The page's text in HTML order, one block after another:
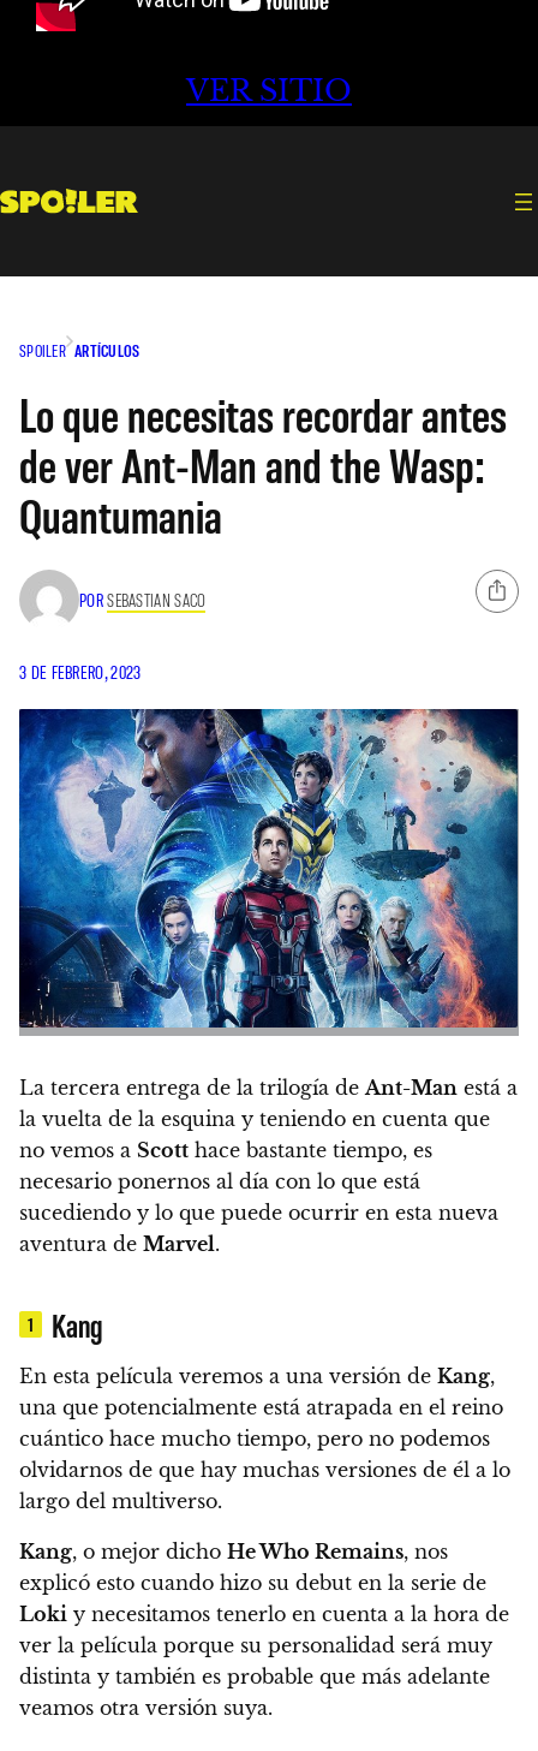
VER SITIO
SPOILER ARTÍCULOS
Lo que necesitas recordar antes
de ver Ant-Man and the Wasp:
Quantumania
PORSEBASTIAN SACO
3 DE FEBRERO, 2023
La tercera entrega de la trilogía deAnt-Man está a
la vuelta de la esquina y teniendo en cuenta que
no vemos a Scott hace bastante tiempo, es
necesario ponernos al día con lo que está
sucediendo y lo que puede ocurrir en esta nueva
aventura de Marvel.
1 Kang
En esta película veremos a una versión de Kang,
una que potencialmente está atrapada en el reino
cuántico hace mucho tiempo, pero no podemos
olvidarnos de que hay muchas versiones de él a lo
largo del multiverso.
Kang, o mejor dicho He Who Remains, nos
explicó esto cuando hizo su debut en la serie de
Loki y necesitamos tenerlo en cuenta a la hora de
ver la película porque su personalidad será muy
distinta y también es probable que más adelante
veamos otra versión suya.